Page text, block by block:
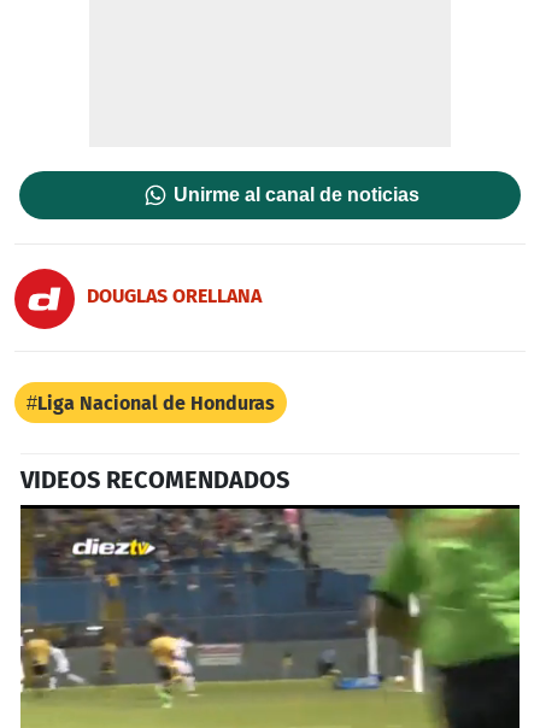
Unirme al canal de noticias
DOUGLAS ORELLANA
Liga Nacional de Honduras
VIDEOS RECOMENDADOS